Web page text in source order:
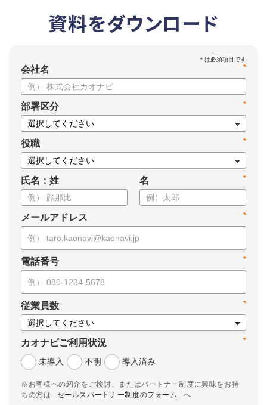
資料をダウンロード
*
会社名
*
部署区分
*
役職
氏名：姓 *
名
*
メールアドレス
*
電話番号
*
従業員数
*
カオナビご利用状況
未導入
不明 導入済み
※お客様への紹介をご検討、またはパートナー制度に興味をお持
ちの方は
セールスパートナー制度のフォーム
へ